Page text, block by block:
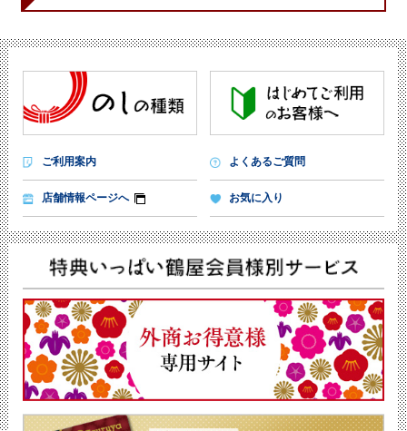
ご利用案内 よくあるご質問
店舗情報ページへ お気に入り